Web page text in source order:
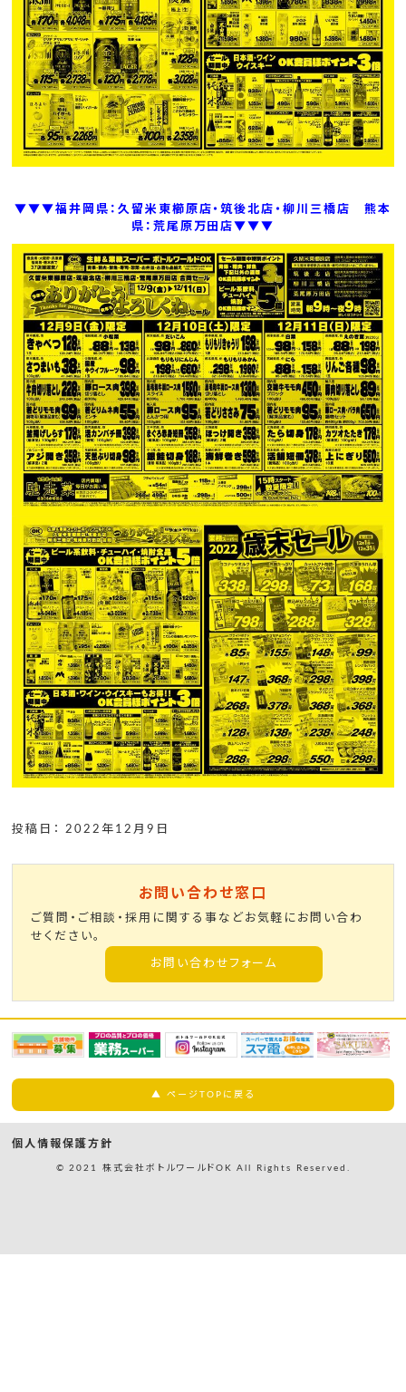
▼▼▼福井岡県：久留米東櫛原店・筑後北店・柳川三橋店 熊本
県：荒尾原万田店▼▼▼
投稿日： 2022年12月9日
お問い合わせ窓口
ご質問・ご相談・採用に関する事などお気軽にお問い合わ
せください。
お問い合わせフォーム
▲ ページTOPに戻る
個人情報保護方針
© 2021 株式会社ボトルワールドOK All Rights Reserved.